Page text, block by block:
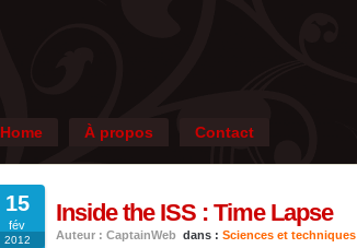
Home À propos Contact
15
fév
2012
Inside the ISS : Time Lapse
Auteur : CaptainWeb dans : Sciences et techniques